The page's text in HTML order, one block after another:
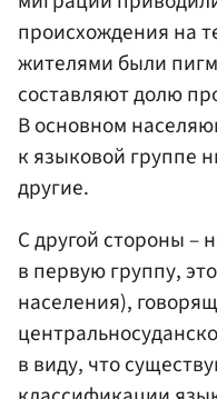
происхождения на
жителями были
составляют долю
В основном
к языковой группе
другие.
С другой стороны –
в первую группу,
населения),
в виду, что